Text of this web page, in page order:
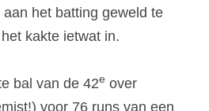
het batting geweld te
kakte ietwat in.
bal van de 42e over
voor 76 runs van een